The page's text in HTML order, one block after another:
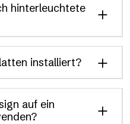
hinterleuchtete
installiert?
auf ein